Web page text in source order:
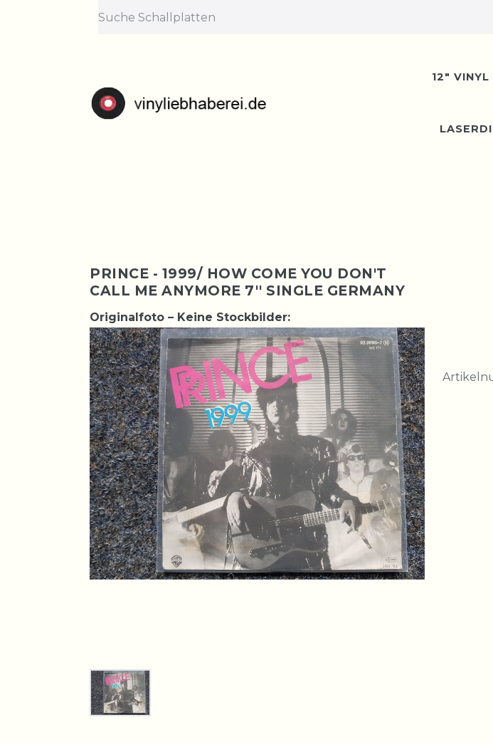
Lieferpause vom
August. Danke für
12" VINYL
PRINCE - 1999/ HOW COME YOU DON'T
CALL ME ANYMORE 7'' SINGLE GERMANY
Originalfoto – Keine Stockbilder: